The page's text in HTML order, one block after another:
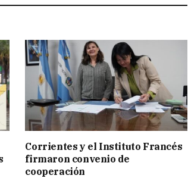
Corrientes y el Instituto Francés
firmaron convenio de
cooperación